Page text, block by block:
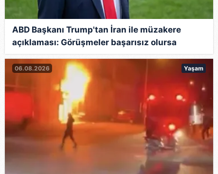
ABD Başkanı Trump'tan İran ile müzakere
açıklaması: Görüşmeler başarısız olursa
vuracağız
06.08.2026 Yaşam